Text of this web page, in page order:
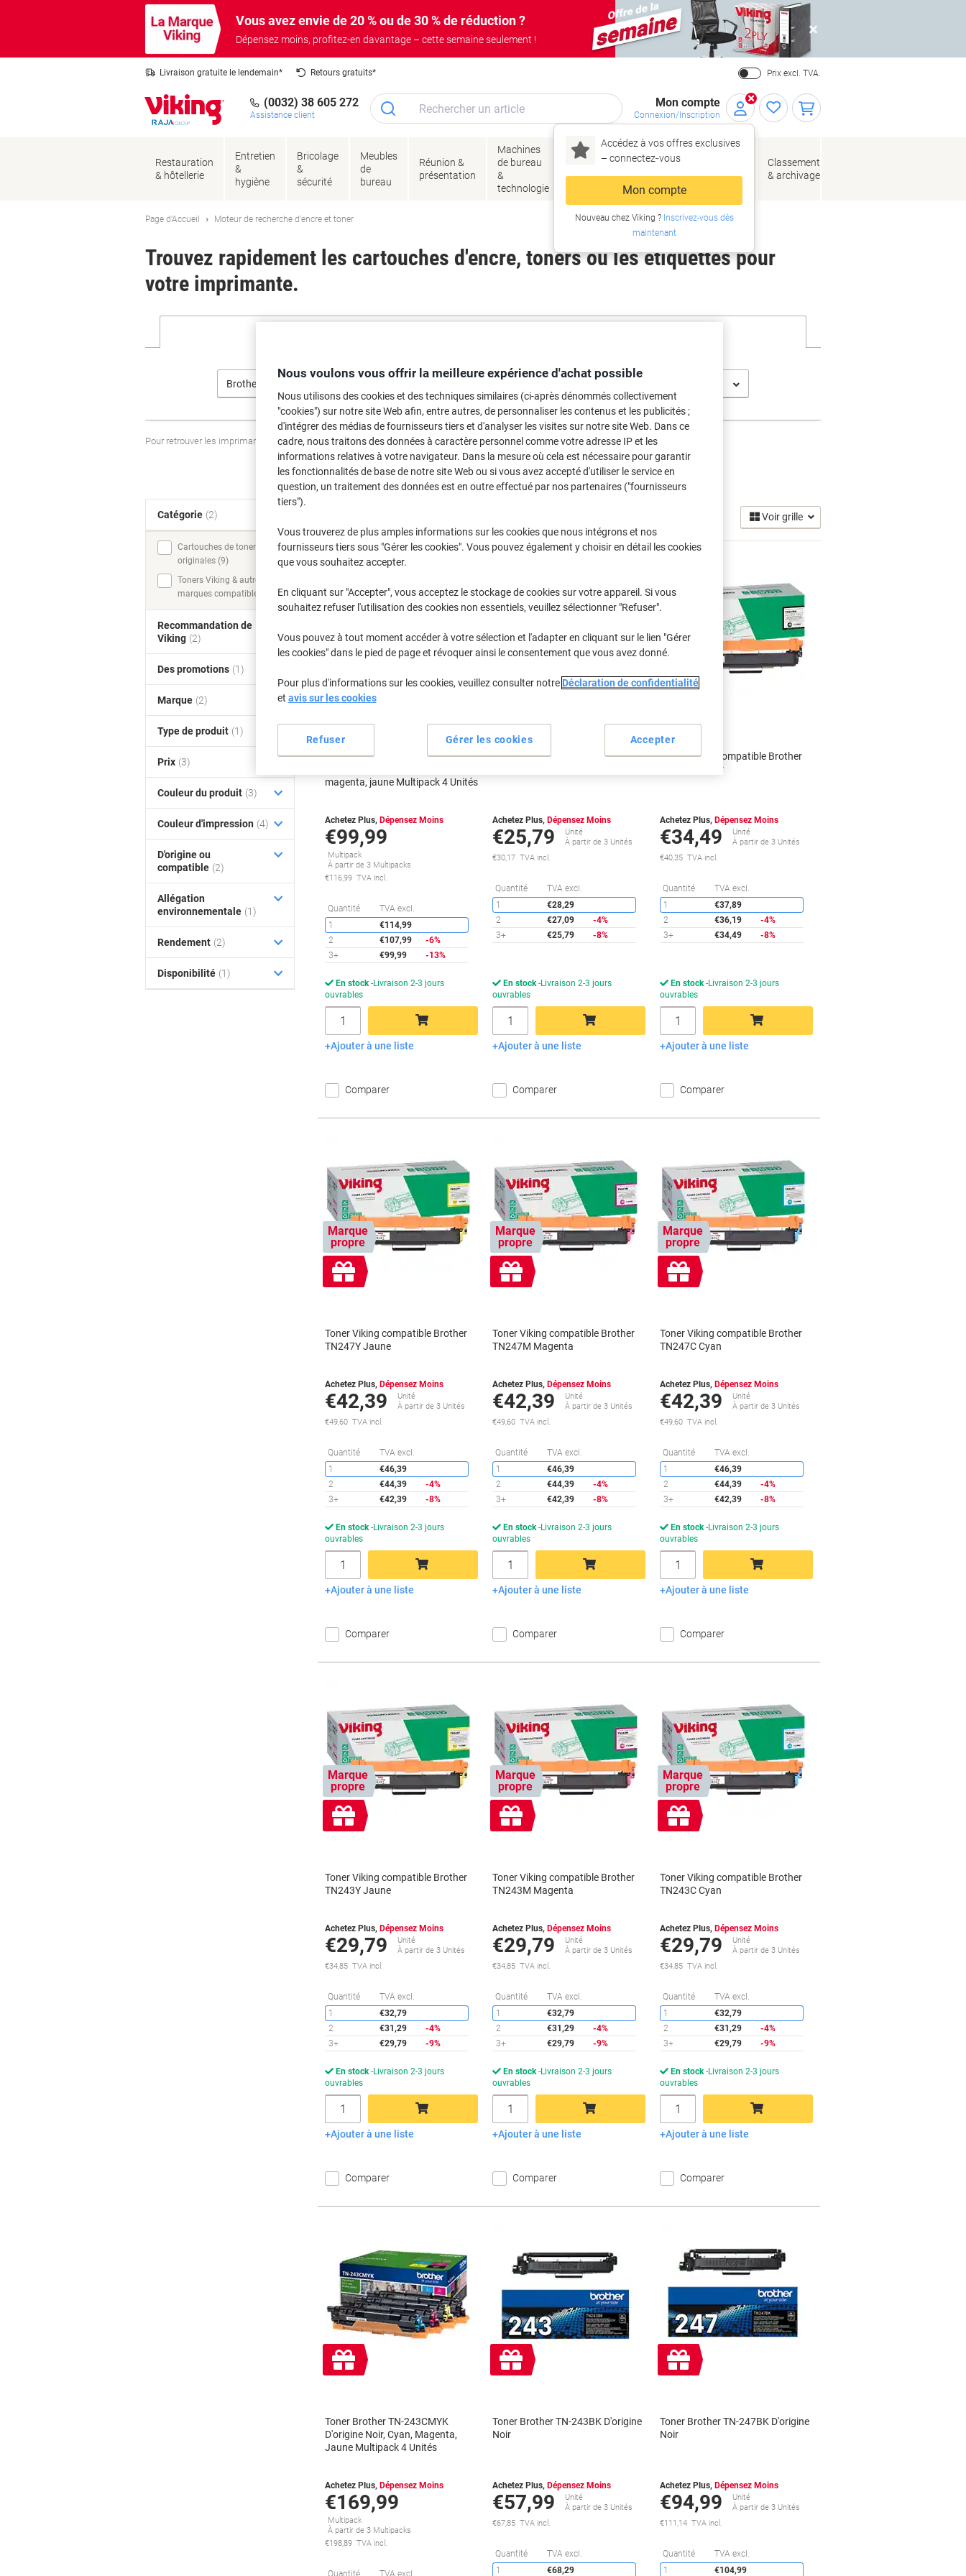
Vous avez envie de 20 % ou de 30 % de réduction ?
Dépensez moins, profitez-en davantage – cette semaine seulement !
Close
Livraison gratuite le lendemain* Retours gratuits* Prix excl. TVA.
(0032) 38 605 272
Assistance client
Mon compte
Connexion/Inscription
Accédez à vos offres exclusives
– connectez‑vous
Mon compte
Nouveau chez Viking ?Inscrivez-vous dès
maintenant
Restauration
& hôtellerie
Entretien
&
hygiène
Bricolage
&
sécurité
Meubles
de
bureau
Réunion &
présentation
Machines
de bureau
&
technologie
Encres
Papier,
enveloppes
&
emballage
de bureau
Classement
& archivage
Page d'Accueil Moteur de recherche d'encre et toner
Trouvez rapidement les cartouches d'encre, toners ou les étiquettes pour
votre imprimante.
Brother
Pour retrouver les imprimantes listées et/ou les cartouches précédemment achetéesSe connecter
Brother MFC-L 3730 CDN Cartouches Toner
Voir grille
Marque
Cadeau
gratuit
Toner Viking TN-243CMYK
magenta, jaune Multipack 4 Unités
Achetez Plus, Dépensez Moins
€99,99
Multipack
À partir de 3 Multipacks
€116,99 TVA incl.
Quantité TVA excl.
Économies
1
€114,99
2
€107,99
-6%
3+
€99,99 -13%
En stock Livraison 2-3 jours
ouvrables
Quantité
Ajouter au panier
Ajouter à une liste
Comparer
Marque
Cadeau
Toner Viking compatible Brother
Achetez Plus, Dépensez Moins
€25,79
Unité
À partir de 3 Unités
€30,17 TVA incl.
Quantité TVA excl.
Économies
1
€28,29
2
€27,09
-4%
3+
€25,79 -8%
En stock Livraison 2-3 jours
ouvrables
Quantité
Ajouter au panier
Ajouter à une liste
Comparer
Marque
Cadeau
Toner Viking compatible Brother
TN247BK Noir
Achetez Plus, Dépensez Moins
€34,49
Unité
À partir de 3 Unités
€40,35 TVA incl.
Quantité TVA excl.
1
€37,89
2
€36,19
-4%
3+
€34,49 -8%
En stock Livraison 2-3 jours
ouvrables
Quantité
Ajouter au panier
Ajouter à une liste
Comparer
Marque
propre
Cadeau
gratuit
Toner Viking compatible Brother
TN247Y Jaune
Achetez Plus, Dépensez Moins
€42,39
Unité
À partir de 3 Unités
€49,60 TVA incl.
Quantité TVA excl.
Économies
1
€46,39
2
€44,39
-4%
3+
€42,39 -8%
En stock Livraison 2-3 jours
ouvrables
Quantité
Ajouter au panier
Ajouter à une liste
Comparer
Marque
propre
Cadeau
gratuit
Toner Viking compatible Brother
TN247M Magenta
Achetez Plus, Dépensez Moins
€42,39
Unité
À partir de 3 Unités
€49,60 TVA incl.
Quantité TVA excl.
Économies
1
€46,39
2
€44,39
-4%
3+
€42,39 -8%
En stock Livraison 2-3 jours
ouvrables
Quantité
Ajouter au panier
Ajouter à une liste
Comparer
Marque
propre
Cadeau
gratuit
Toner Viking compatible Brother
TN247C Cyan
Achetez Plus, Dépensez Moins
€42,39
Unité
À partir de 3 Unités
€49,60 TVA incl.
Quantité TVA excl.
1
€46,39
2
€44,39
-4%
3+
€42,39 -8%
En stock Livraison 2-3 jours
ouvrables
Quantité
Ajouter au panier
Ajouter à une liste
Comparer
Marque
propre
Cadeau
gratuit
Toner Viking compatible Brother
TN243Y Jaune
Achetez Plus, Dépensez Moins
€29,79
Unité
À partir de 3 Unités
€34,85 TVA incl.
Quantité TVA excl.
Économies
1
€32,79
2
€31,29
-4%
3+
€29,79 -9%
En stock Livraison 2-3 jours
ouvrables
Quantité
Ajouter au panier
Ajouter à une liste
Comparer
Marque
propre
Cadeau
gratuit
Toner Viking compatible Brother
TN243M Magenta
Achetez Plus, Dépensez Moins
€29,79
Unité
À partir de 3 Unités
€34,85 TVA incl.
Quantité TVA excl.
Économies
1
€32,79
2
€31,29
-4%
3+
€29,79 -9%
En stock Livraison 2-3 jours
ouvrables
Quantité
Ajouter au panier
Ajouter à une liste
Comparer
Marque
propre
Cadeau
gratuit
Toner Viking compatible Brother
TN243C Cyan
Achetez Plus, Dépensez Moins
€29,79
Unité
À partir de 3 Unités
€34,85 TVA incl.
Quantité TVA excl.
1
€32,79
2
€31,29
-4%
3+
€29,79 -9%
En stock Livraison 2-3 jours
ouvrables
Quantité
Ajouter au panier
Ajouter à une liste
Comparer
Cadeau
gratuit
Toner Brother TN-243CMYK
D'origine Noir, Cyan, Magenta,
Jaune Multipack 4 Unités
Achetez Plus, Dépensez Moins
€169,99
Multipack
À partir de 3 Multipacks
€198,89 TVA incl.
Quantité TVA excl. Économies
Cadeau
gratuit
Toner Brother TN-243BK D'origine
Noir
Achetez Plus, Dépensez Moins
€57,99
Unité
À partir de 3 Unités
€67,85 TVA incl.
Quantité TVA excl.
Économies
1
€68,29
Cadeau
gratuit
Toner Brother TN-247BK D'origine
Noir
Achetez Plus, Dépensez Moins
€94,99
Unité
À partir de 3 Unités
€111,14 TVA incl.
Quantité TVA excl.
1
€104,99
Catégorie (2)
Cartouches de toner
originales (9)
Toners Viking & autres
marques compatibles (9)
Recommandation de
Viking (2)
Des promotions (1)
Marque (2)
Type de produit (1)
Prix (3)
Couleur du produit (3)
Couleur d'impression (4)
D'origine ou
compatible (2)
Allégation
environnementale (1)
Rendement (2)
Disponibilité (1)
Nous voulons vous offrir la meilleure expérience d'achat possible
Nous utilisons des cookies et des techniques similaires (ci-après dénommés collectivement
"cookies") sur notre site Web afin, entre autres, de personnaliser les contenus et les publicités ;
d'intégrer des médias de fournisseurs tiers et d'analyser les visites sur notre site Web. Dans ce
cadre, nous traitons des données à caractère personnel comme votre adresse IP et les
informations relatives à votre navigateur. Dans la mesure où cela est nécessaire pour garantir
les fonctionnalités de base de notre site Web ou si vous avez accepté d'utiliser le service en
question, un traitement des données est en outre effectué par nos partenaires ("fournisseurs
tiers").
Vous trouverez de plus amples informations sur les cookies que nous intégrons et nos
fournisseurs tiers sous "Gérer les cookies". Vous pouvez également y choisir en détail les cookies
que vous souhaitez accepter.
En cliquant sur "Accepter", vous acceptez le stockage de cookies sur votre appareil. Si vous
souhaitez refuser l'utilisation des cookies non essentiels, veuillez sélectionner "Refuser".
Vous pouvez à tout moment accéder à votre sélection et l'adapter en cliquant sur le lien "Gérer
les cookies" dans le pied de page et révoquer ainsi le consentement que vous avez donné.
Pour plus d'informations sur les cookies, veuillez consulter notre Déclaration de confidentialité
et avis sur les cookies
Gérer les cookies
Refuser Accepter